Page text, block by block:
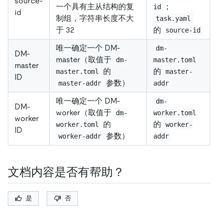
id
一个具有主从结构的复
制组，字符串长度不大
于 32
id
；
task.yaml
的 source-id
DM-
master
ID
唯一确定一个 DM-
master（取值于
dm-
master.toml
的
master-addr 参数）
dm-
master.toml
的
master-
addr
DM-
worker
ID
唯一确定一个 DM-
worker（取值于
dm-
worker.toml
的
worker-addr 参数）
dm-
worker.toml
的
worker-
addr
文档内容是否有帮助？
是 否